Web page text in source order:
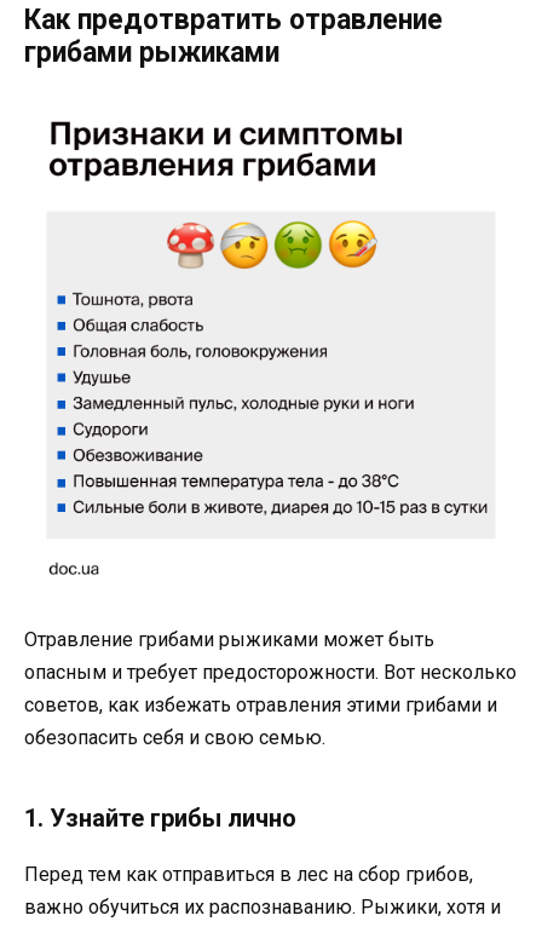
Как предотвратить отравление
грибами рыжиками
Отравление грибами рыжиками может быть
опасным и требует предосторожности. Вот несколько
советов, как избежать отравления этими грибами и
обезопасить себя и свою семью.
1. Узнайте грибы лично
Перед тем как отправиться в лес на сбор грибов,
важно обучиться их распознаванию. Рыжики, хотя и